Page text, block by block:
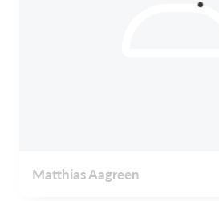
Matthias Aagreen